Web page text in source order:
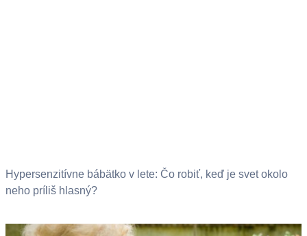
Hypersenzitívne bábätko v lete: Čo robiť, keď je svet okolo
neho príliš hlasný?